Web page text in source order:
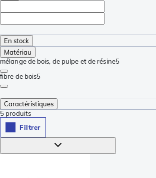
En stock
Matériau
mélange de bois, de pulpe et de résine5
fibre de bois5
Caractéristiques
5 produits
Filtrer